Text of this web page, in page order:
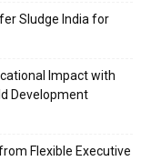
Sludge India for
Impact with
Development
Flexible Executive